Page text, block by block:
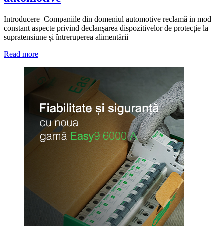
Introducere Companiile din domeniul automotive reclamă in mod
constant aspecte privind declanșarea dispozitivelor de protecție la
supratensiune și întreruperea alimentării
Read more